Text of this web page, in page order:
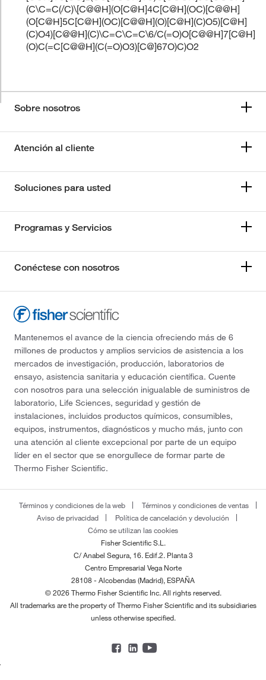
(C\C=C(/C)\[C@@H](O[C@H]4C[C@H](OC)[C@@H]
(O[C@H]5C[C@H](OC)[C@@H](O)[C@H](C)O5)[C@H]
(C)O4)[C@@H](C)\C=C\C=C\6/C(=O)O[C@@H]7[C@H]
(O)C(=C[C@@H](C(=O)O3)[C@]67O)C)O2
Sobre nosotros
Atención al cliente
Soluciones para usted
Programas y Servicios
Conéctese con nosotros
Mantenemos el avance de la ciencia ofreciendo más de 6
millones de productos y amplios servicios de asistencia a los
mercados de investigación, producción, laboratorios de
ensayo, asistencia sanitaria y educación científica. Cuente
con nosotros para una selección inigualable de suministros de
laboratorio, Life Sciences, seguridad y gestión de
instalaciones, incluidos productos químicos, consumibles,
equipos, instrumentos, diagnósticos y mucho más, junto con
una atención al cliente excepcional por parte de un equipo
líder en el sector que se enorgullece de formar parte de
Thermo Fisher Scientific.
Términos y condiciones de la web
Términos y condiciones de ventas
Aviso de privacidad
Política de cancelación y devolución
Cómo se utilizan las cookies
Fisher Scientific S.L.
C/ Anabel Segura, 16. Edif.2. Planta 3
Centro Empresarial Vega Norte
28108 - Alcobendas (Madrid), ESPAÑA
© 2026 Thermo Fisher Scientific Inc. All rights reserved.
All trademarks are the property of Thermo Fisher Scientific and its subsidiaries
unless otherwise specified.